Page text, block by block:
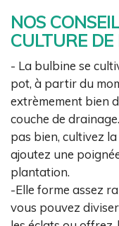
NOS
CULTURE
- La bulbine se
pot, à partir du
extrèmement bien
couche de
pas bien, cultivez
ajoutez une
plantation.
-Elle forme assez
vous pouvez